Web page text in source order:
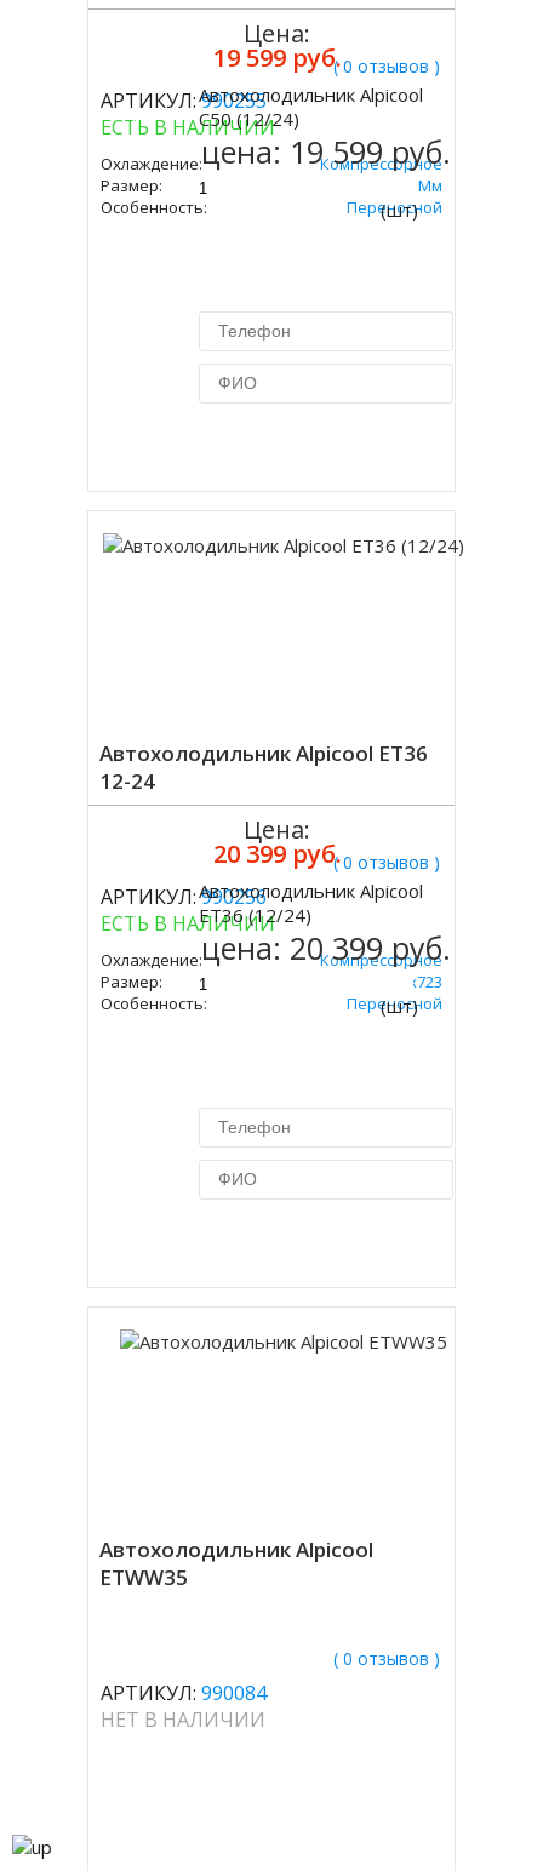
( 0 отзывов )
АРТИКУЛ:990255
ЕСТЬ В НАЛИЧИИ
Охлаждение:
Компрессорное
Размер:
497х650х375 Мм
Особенность:
Переносной
Цена:
19 599 руб.
Купить
Автохолодильник Alpicool
C50 (12/24)
цена: 19 599 руб.
(шт)
Автохолодильник Alpicool ET36
12-24
( 0 отзывов )
АРТИКУЛ:990256
ЕСТЬ В НАЛИЧИИ
Охлаждение:
Компрессорное
Размер:
365х360х723
Особенность:
Переносной
Цена:
20 399 руб.
Купить
Автохолодильник Alpicool
ET36 (12/24)
цена: 20 399 руб.
(шт)
Автохолодильник Alpicool
ETWW35
( 0 отзывов )
АРТИКУЛ: 990084
НЕТ В НАЛИЧИИ